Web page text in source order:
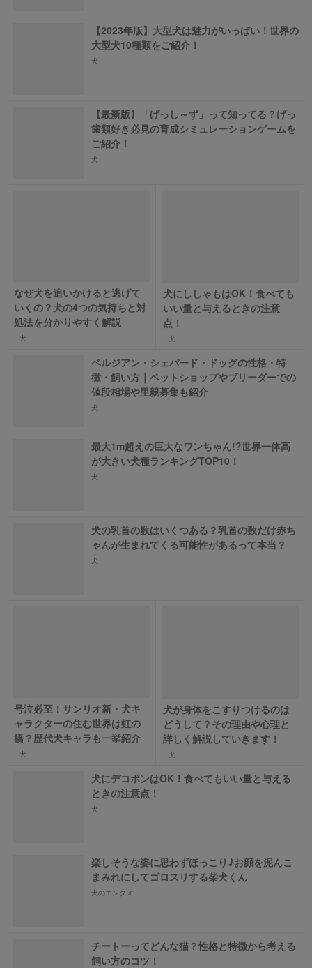
【2023年版】大型犬は魅力がいっぱい！世界の
大型犬10種類をご紹介！
犬
【最新版】「げっし～ず」って知ってる？げっ
歯類好き必見の育成シミュレーションゲームを
ご紹介！
犬
なぜ犬を追いかけると逃げて
いくの？犬の4つの気持ちと対
処法を分かりやすく解説
犬
犬にししゃもはOK！食べても
いい量と与えるときの注意
点！
犬
ベルジアン・シェパード・ドッグの性格・特
徴・飼い方｜ペットショップやブリーダーでの
値段相場や里親募集も紹介
犬
最大1m超えの巨大なワンちゃん!?世界一体高
が大きい犬種ランキングTOP10！
犬
犬の乳首の数はいくつある？乳首の数だけ赤ち
ゃんが生まれてくる可能性があるって本当？
犬
号泣必至！サンリオ新・犬キ
ャラクターの住む世界は虹の
橋？歴代犬キャラも一挙紹介
犬
犬が身体をこすりつけるのは
どうして？その理由や心理と
詳しく解説していきます！
犬
犬にデコポンはOK！食べてもいい量と与える
ときの注意点！
犬
楽しそうな姿に思わずほっこり♪お顔を泥んこ
まみれにしてゴロスリする柴犬くん
犬のエンタメ
チートーってどんな猫？性格と特徴から考える
飼い方のコツ！